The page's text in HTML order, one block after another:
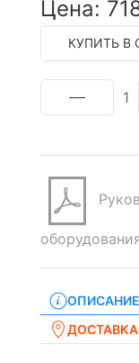
Цена:
КУПИТЬ В
1
ОПИСАНИЕ
ДОСТАВКА